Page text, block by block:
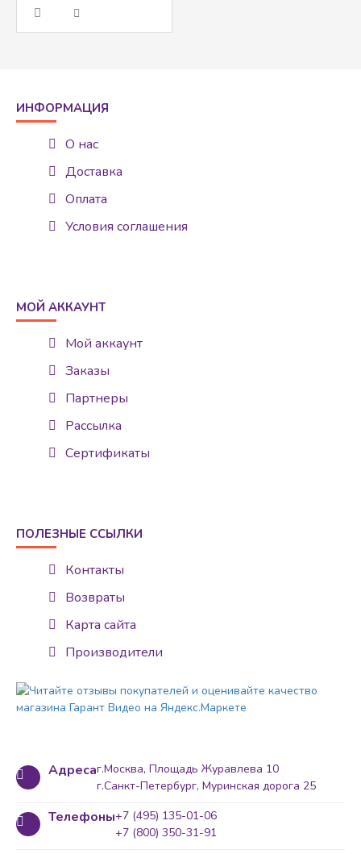
ИНФОРМАЦИЯ
О нас
Доставка
Оплата
Условия соглашения
МОЙ АККАУНТ
Мой аккаунт
Заказы
Партнеры
Рассылка
Сертификаты
ПОЛЕЗНЫЕ ССЫЛКИ
Контакты
Возвраты
Карта сайта
Производители
Адресаг.Москва, Площадь Журавлева 10
г.Санкт-Петербург, Муринская дорога 25
Телефоны+7 (495) 135-01-06
+7 (800) 350-31-91